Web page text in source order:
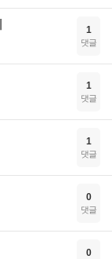
1
댓글
1
댓글
1
댓글
0
댓글
0